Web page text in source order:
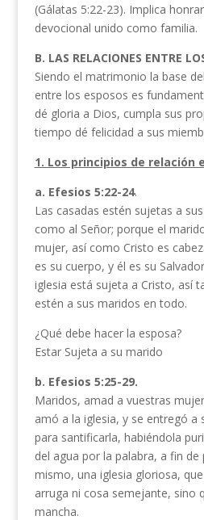
(Gálatas 5:22-23). Implica
devocional unido como familia.
B. LAS RELACIONES ENTRE
Siendo el matrimonio la base
entre los esposos es
dé gloria a Dios, cumpla sus
tiempo dé felicidad a sus
1. Los principios de relación
a. Efesios 5:22-24.
Las casadas estén sujetas a
como al Señor; porque el
mujer, así como Cristo es
es su cuerpo, y él es su
iglesia está sujeta a Cristo, así
estén a sus maridos en todo.
¿Qué debe hacer la esposa?
Estar Sujeta a su marido
b. Efesios 5:25-29.
Maridos, amad a vuestras
amó a la iglesia, y se entregó a
para santificarla, habiéndola
del agua por la palabra, a fin de
mismo, una iglesia gloriosa,
arruga ni cosa semejante, sino
mancha.